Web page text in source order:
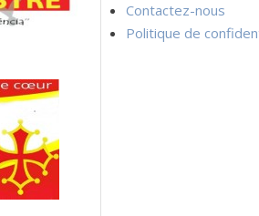
Contactez-nous
Politique de